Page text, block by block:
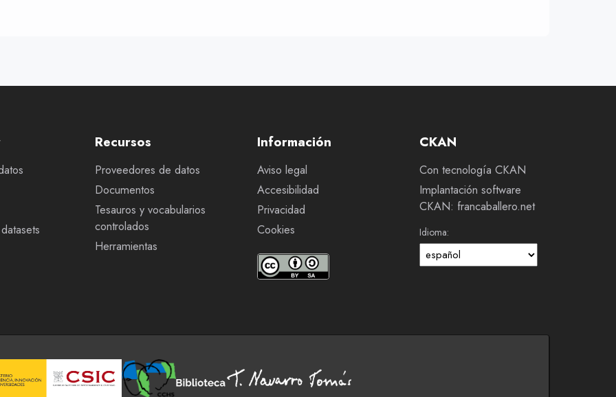
Recursos
Proveedores de datos
Documentos
Tesauros y vocabularios
controlados
Herramientas
Información
Aviso legal
Accesibilidad
Privacidad
Cookies
CKAN
Con tecnología CKAN
Implantación software
CKAN: francaballero.net
Idioma